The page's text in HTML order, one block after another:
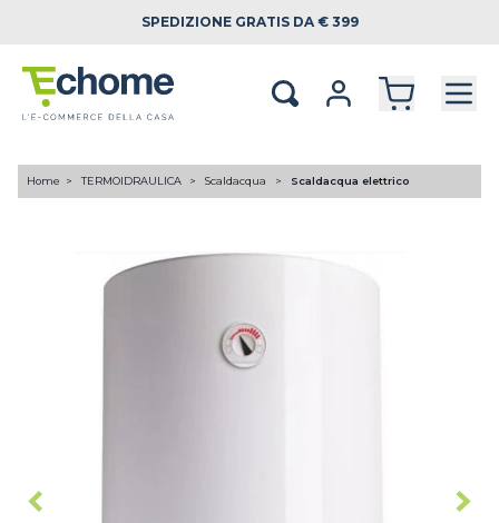
SPEDIZIONE GRATIS DA € 399
Home TERMOIDRAULICA Scaldacqua Scaldacqua elettrico